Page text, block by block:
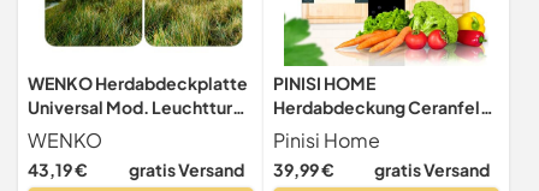
WENKO Herdabdeckplatte
Universal Mod. Leuchtturm,
höhenverstellbar für alle
Herdarten, Schneidebrett
und Spritzschutz, Glas, 30 x
WENKO
43,19 € gratis Versand
PINISI HOME
Herdabdeckung Ceranfeld
100% Bambus Rutschfest -
Ceranfeld Abdeckplatte -
Herdabdeckplatten für
Pinisi Home
39,99 € gratis Versand